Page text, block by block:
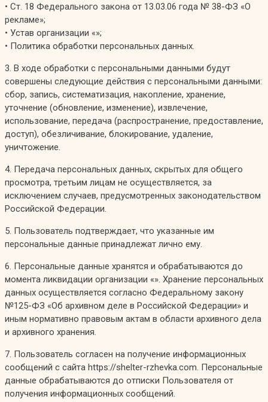
• Ст. 18 Федерального закона от 13.03.06 года № 38-ФЗ «О
рекламе»;
• Устав организации «»;
• Политика обработки персональных данных.
3. В ходе обработки с персональными данными будут
совершены следующие действия с персональными данными:
сбор, запись, систематизация, накопление, хранение,
уточнение (обновление, изменение), извлечение,
использование, передача (распространение, предоставление,
доступ), обезличивание, блокирование, удаление,
уничтожение.
4. Передача персональных данных, скрытых для общего
просмотра, третьим лицам не осуществляется, за
исключением случаев, предусмотренных законодательством
Российской Федерации.
5. Пользователь подтверждает, что указанные им
персональные данные принадлежат лично ему.
6. Персональные данные хранятся и обрабатываются до
момента ликвидации организации «». Хранение персональных
данных осуществляется согласно Федеральному закону
№125-ФЗ «Об архивном деле в Российской Федерации» и
иным нормативно правовым актам в области архивного дела
и архивного хранения.
7. Пользователь согласен на получение информационных
сообщений с сайта https://shelter-rzhevka.com. Персональные
данные обрабатываются до отписки Пользователя от
получения информационных сообщений.